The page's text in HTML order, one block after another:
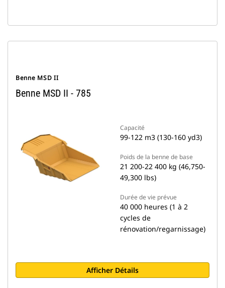
Benne MSD II
Benne MSD II - 785
Capacité
99-122 m3 (130-160 yd3)
Poids de la benne de base
21 200-22 400 kg (46,750-
49,300 lbs)
Durée de vie prévue
40 000 heures (1 à 2
cycles de
rénovation/regarnissage)
Afficher Détails